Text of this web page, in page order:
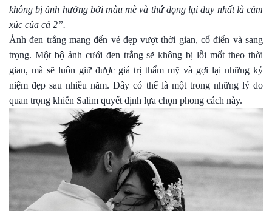
không bị ảnh hưởng bởi màu mè và thứ đọng lại duy nhất là cảm
xúc của cả 2”.
Ảnh đen trắng mang đến vẻ đẹp vượt thời gian, cổ điển và sang
trọng. Một bộ ảnh cưới đen trắng sẽ không bị lỗi mốt theo thời
gian, mà sẽ luôn giữ được giá trị thẩm mỹ và gợi lại những kỷ
niệm đẹp sau nhiều năm. Đây có thể là một trong những lý do
quan trọng khiến Salim quyết định lựa chọn phong cách này.